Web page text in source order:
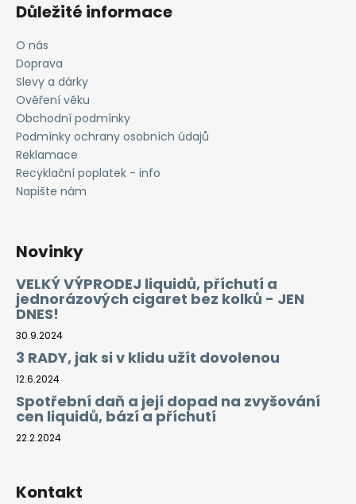
Důležité informace
O nás
Doprava
Slevy a dárky
Ověření věku
Obchodní podmínky
Podmínky ochrany osobních údajů
Reklamace
Recyklační poplatek - info
Napište nám
Novinky
VELKÝ VÝPRODEJ liquidů, příchutí a
jednorázových cigaret bez kolků - JEN
DNES!
30.9.2024
3 RADY, jak si v klidu užít dovolenou
12.6.2024
Spotřební daň a její dopad na zvyšování
cen liquidů, bází a příchutí
22.2.2024
Kontakt